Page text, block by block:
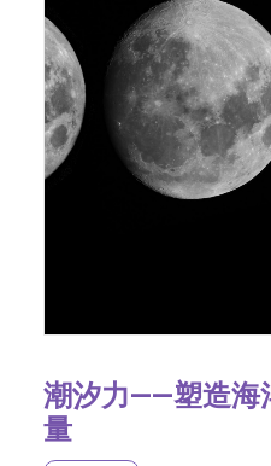
潮汐力——塑造海
量